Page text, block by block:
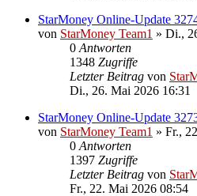
StarMoney Online-Update
von StarMoney Team1 » Di.,
0 Antworten
1348 Zugriffe
Letzter Beitrag von
Di., 26. Mai 2026 16:31
StarMoney Online-Update
von StarMoney Team1 » Fr.,
0 Antworten
1397 Zugriffe
Letzter Beitrag von
Fr., 22. Mai 2026 08:54